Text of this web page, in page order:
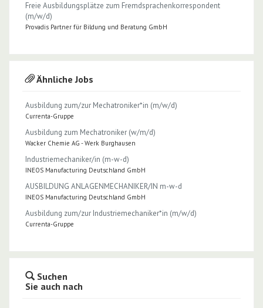
Freie Ausbildungsplätze zum Fremdsprachenkorrespondent
(m/w/d)
Provadis Partner für Bildung und Beratung GmbH
Ähnliche Jobs
Ausbildung zum/zur Mechatroniker*in (m/w/d)
Currenta-Gruppe
Ausbildung zum Mechatroniker (w/m/d)
Wacker Chemie AG - Werk Burghausen
Industriemechaniker/in (m-w-d)
INEOS Manufacturing Deutschland GmbH
AUSBILDUNG ANLAGENMECHANIKER/IN m-w-d
INEOS Manufacturing Deutschland GmbH
Ausbildung zum/zur Industriemechaniker*in (m/w/d)
Currenta-Gruppe
Suchen
Sie auch nach